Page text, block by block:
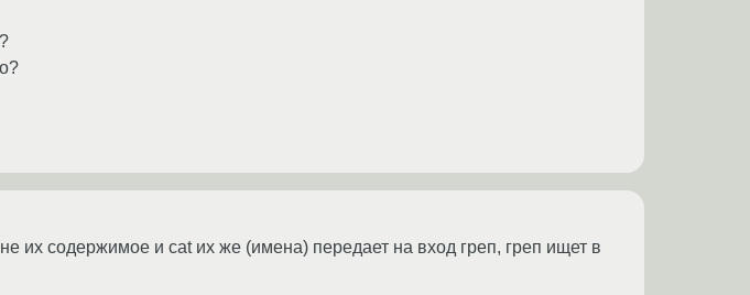
их содержимое и cat их же (имена) передает на вход греп, греп ищет в